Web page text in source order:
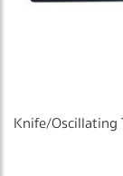
Knife/